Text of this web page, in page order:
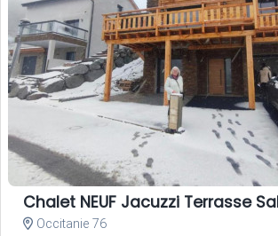
Chalet NEUF Jacuzzi Terrasse
Occitanie 76